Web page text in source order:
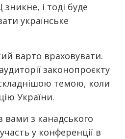
і тоді буде
українське
варто враховувати.
законопроєкту
темою, коли
України.
з канадського
у конференції в